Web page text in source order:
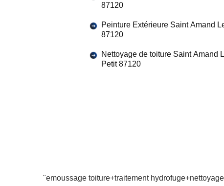
87120
Peinture Extérieure Saint Amand
87120
Nettoyage de toiture Saint Amand
Petit 87120
"emoussage toiture+traitement